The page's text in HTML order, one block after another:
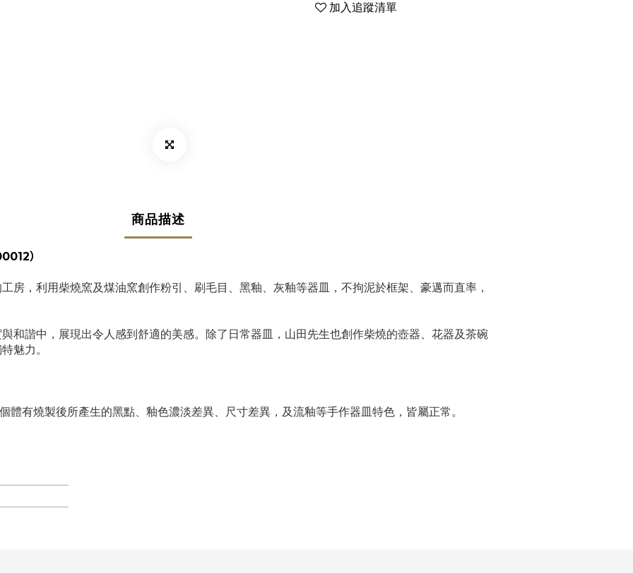
加入追蹤清單
商品描述
）
房，利用柴燒窯及煤油窯創作粉引、刷毛目、黑釉、灰釉等器皿，不拘泥於框架、豪邁而直率，
和諧中，展現出令人感到舒適的美感。除了日常器皿，山田先生也創作柴燒的壺器、花器及茶碗
魅力。
體有燒製後所產生的黑點、釉色濃淡差異、尺寸差異，及流釉等手作器皿特色，皆屬正常。